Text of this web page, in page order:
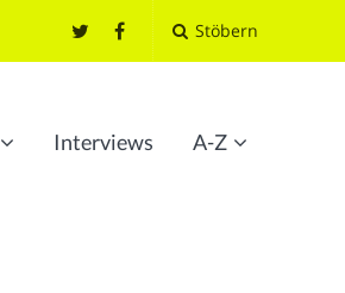
Stöbern
Interviews A-Z